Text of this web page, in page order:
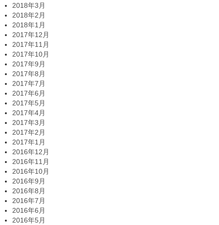
2018年3月
2018年2月
2018年1月
2017年12月
2017年11月
2017年10月
2017年9月
2017年8月
2017年7月
2017年6月
2017年5月
2017年4月
2017年3月
2017年2月
2017年1月
2016年12月
2016年11月
2016年10月
2016年9月
2016年8月
2016年7月
2016年6月
2016年5月